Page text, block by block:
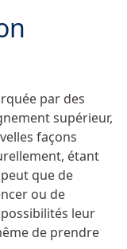
par des
supérieur,
façons
étant
que de
ou de
leur
de prendre